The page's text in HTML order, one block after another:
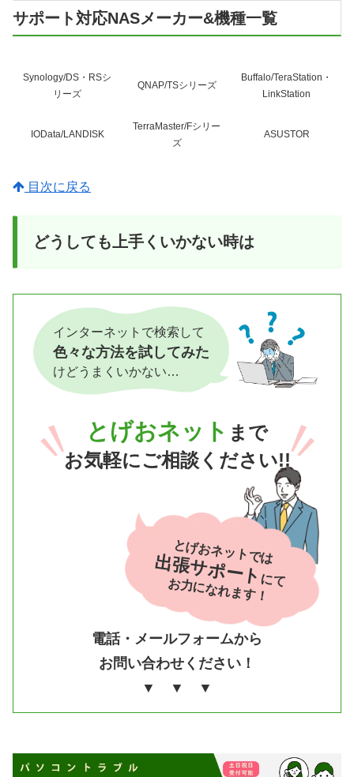
サポート対応NASメーカー&機種一覧
Synology/DS・RSシ
リーズ
QNAP/TSシリーズ
Buffalo/TeraStation・
LinkStation
IOData/LANDISK
TerraMaster/Fシリー
ズ
ASUSTOR
目次に戻る
どうしても上手くいかない時は
インターネットで検索して
色々な方法を試してみた
けどうまくいかない…
とげおネット まで
お気軽にご相談ください!!
電話・メールフォームから
お問い合わせください！
▼ ▼ ▼
とげおネットでは
出張サポートにて
お力になれます！